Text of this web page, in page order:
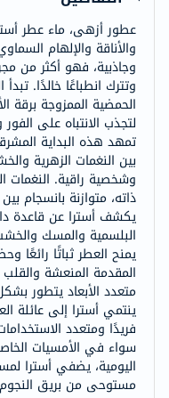
عطور أزهى، ماء عطر
والأناقة والإلهام
وجاذبية، فهو أكثر من
وتترك انطباعًا خالدًا.
الحمضية الممزوجة برقة
لتجذب الانتباه على
تمهد هذه البداية
بين النغمات الزهرية
وشخصية راقية.
ذاته، متوازنة بانسجام
يكشف أسترا عن قاعدة
البلسمية والمسك
يمنح العطر ثباتًا رائعًا
المقدمة المنعشة
متعدد الأبعاد يتطور
ينتمي أسترا إلى عائلة
فريدًا ومتعدد
سواء في الأمسيات
اليومية، يضفي أسترا
مستوحى من بريق